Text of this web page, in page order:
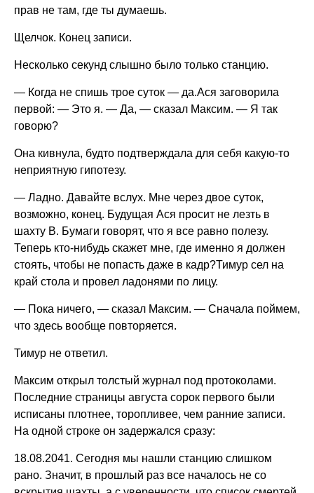
прав не там, где ты думаешь.
Щелчок. Конец записи.
Несколько секунд слышно было только станцию.
— Когда не спишь трое суток — да.Ася заговорила
первой: — Это я. — Да, — сказал Максим. — Я так
говорю?
Она кивнула, будто подтверждала для себя какую-то
неприятную гипотезу.
— Ладно. Давайте вслух. Мне через двое суток,
возможно, конец. Будущая Ася просит не лезть в
шахту B. Бумаги говорят, что я все равно полезу.
Теперь кто-нибудь скажет мне, где именно я должен
стоять, чтобы не попасть даже в кадр?Тимур сел на
край стола и провел ладонями по лицу.
— Пока ничего, — сказал Максим. — Сначала поймем,
что здесь вообще повторяется.
Тимур не ответил.
Максим открыл толстый журнал под протоколами.
Последние страницы августа сорок первого были
исписаны плотнее, торопливее, чем ранние записи.
На одной строке он задержался сразу:
18.08.2041. Сегодня мы нашли станцию слишком
рано. Значит, в прошлый раз все началось не со